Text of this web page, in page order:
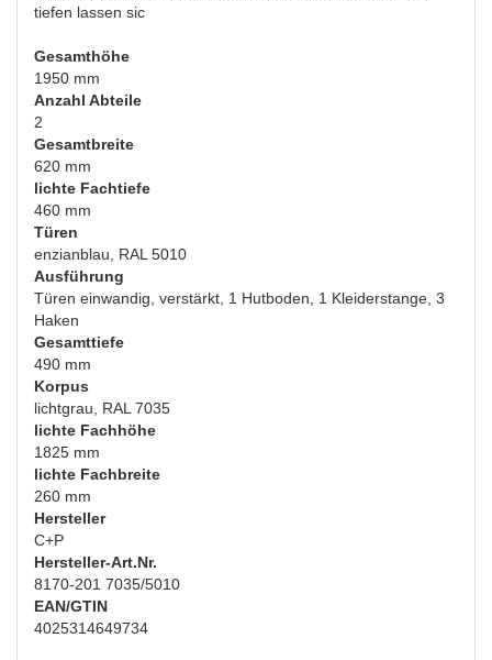
tiefen lassen sic
Gesamthöhe
1950 mm
Anzahl Abteile
2
Gesamtbreite
620 mm
lichte Fachtiefe
460 mm
Türen
enzianblau, RAL 5010
Ausführung
Türen einwandig, verstärkt, 1 Hutboden, 1 Kleiderstange, 3
Haken
Gesamttiefe
490 mm
Korpus
lichtgrau, RAL 7035
lichte Fachhöhe
1825 mm
lichte Fachbreite
260 mm
Hersteller
C+P
Hersteller-Art.Nr.
8170-201 7035/5010
EAN/GTIN
4025314649734